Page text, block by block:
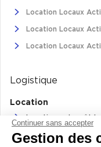
Cas Clients
Location Locaux
Location Locaux
Location Locaux
Logistique
Location
Location entrepôt
Location entrepôt
Continuer sans accepter
Gestion des